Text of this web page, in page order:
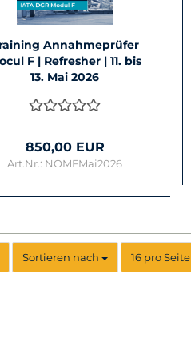
An­nah­me­prü­fer
F | Re­fres­her | 11. bis
13. Mai 2026
850,00 EUR
Art.Nr.: NOMFMai2026
Sortieren nach
Sortieren nach 16 pro Seite
pro Seite